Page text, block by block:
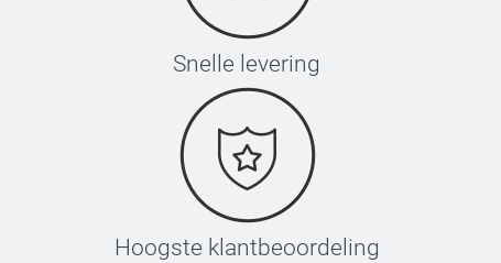
Snelle levering
Hoogste klantbeoordeling